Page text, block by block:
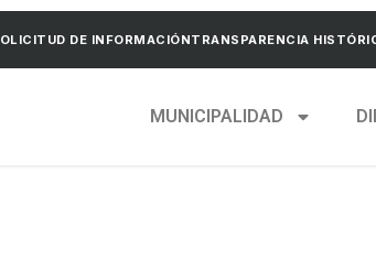
DE INFORMACIÓNTRANSPARENCIA
MUNICIPALIDAD